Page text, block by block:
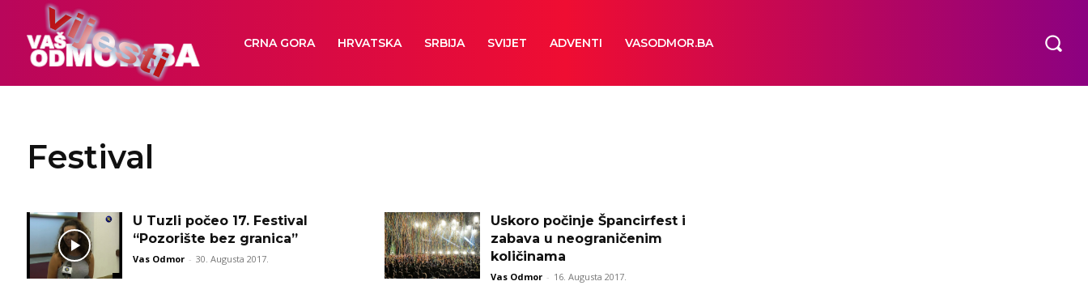
CRNA GORA HRVATSKA SRBIJA SVIJET ADVENTI VASODMOR.BA
Festival
U Tuzli počeo 17. Festival
“Pozorište bez granica”
Vas Odmor - 30. Augusta 2017.
Uskoro počinje Špancirfest i
zabava u neograničenim
količinama
Vas Odmor - 16. Augusta 2017.